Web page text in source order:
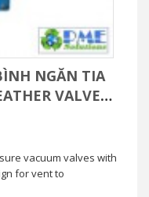
VALVE
vacuum valves with
for vent to